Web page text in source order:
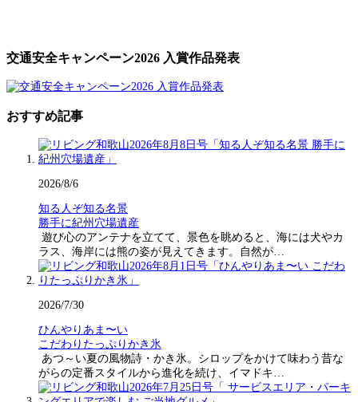
交通安全キャンペーン2026 入賞作品発表
おすすめ記事
2026/8/6
知る人ぞ知る名景
勝手に紀州穴場遺産
遊び心のアンテナを立てて、景色を眺めると、海には犬やカ
ラス、海岸には熊の姿が見えてきます。自然が…
2026/7/30
ひんやりあま〜い
こだわりたっぷりかき氷
あつ～い夏の風物詩・かき氷。シロップをかけて味わう昔な
がらの定番スタイルから進化を続け、イマドキ…